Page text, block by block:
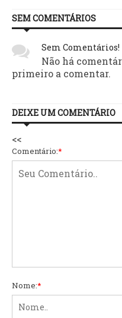
SEM COMENTÁRIOS
Sem Comentários!
Não há
primeiro a comentar.
DEIXE UM COMENTÁRIO
<<
Comentário:*
Nome:*